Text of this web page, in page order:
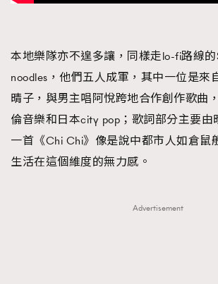
本地樂隊亦不遑多讓，同樣走lo-fi路線的
noodles，他們五人成軍，其中一位是來
晴子，與男主唱阿悅跨地合作創作歌曲
倫音樂和日本city pop；歌詞部分主要由
一首《Chi Chi》像是說中都市人如倉鼠
生活在這個維度的無力感。
Advertisement